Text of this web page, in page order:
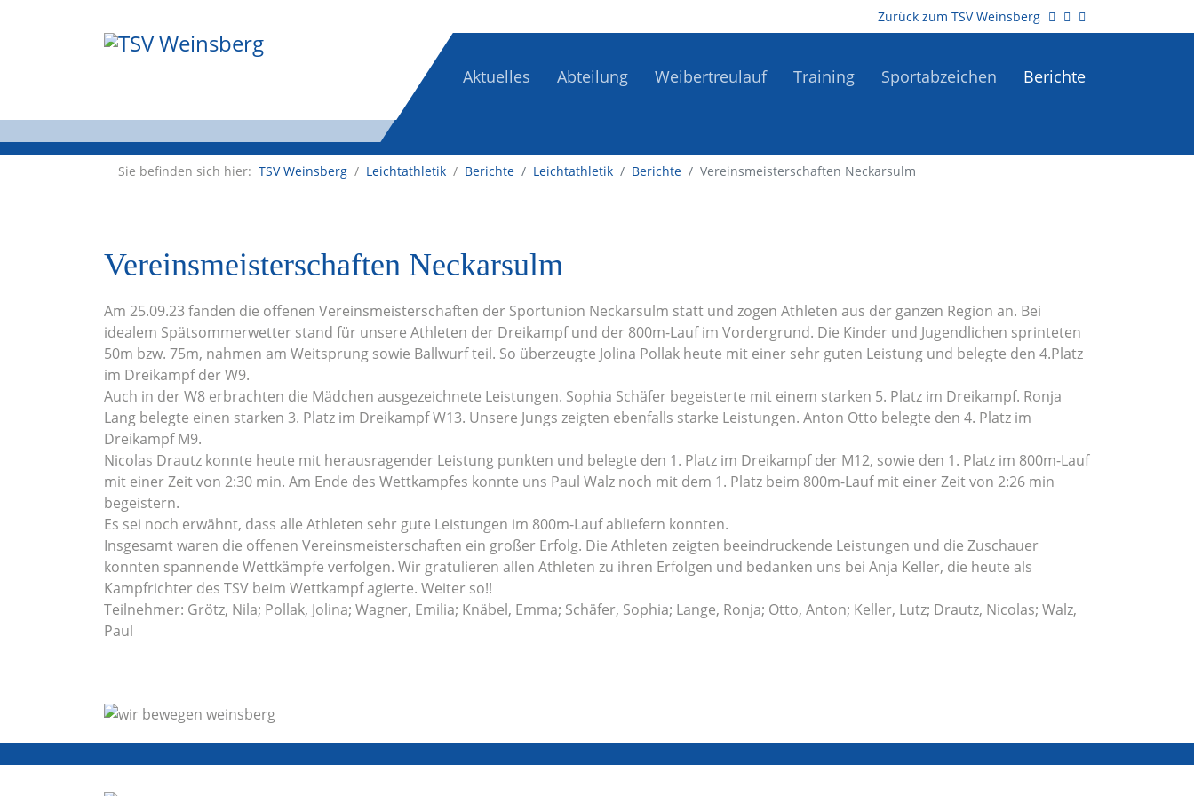
Zurück zum TSV Weinsberg
Aktuelles Abteilung Weibertreulauf Training Sportabzeichen Berichte
Sie befinden sich hier: TSV Weinsberg / Leichtathletik / Berichte Leichtathletik Berichte Vereinsmeisterschaften Neckarsulm
Vereinsmeisterschaften Neckarsulm
Am 25.09.23 fanden die offenen Vereinsmeisterschaften der Sportunion Neckarsulm statt und zogen Athleten aus der ganzen Region an. Bei
idealem Spätsommerwetter stand für unsere Athleten der Dreikampf und der 800m-Lauf im Vordergrund. Die Kinder und Jugendlichen sprinteten
50m bzw. 75m, nahmen am Weitsprung sowie Ballwurf teil. So überzeugte Jolina Pollak heute mit einer sehr guten Leistung und belegte den 4.Platz
im Dreikampf der W9.
Auch in der W8 erbrachten die Mädchen ausgezeichnete Leistungen. Sophia Schäfer begeisterte mit einem starken 5. Platz im Dreikampf. Ronja
Lang belegte einen starken 3. Platz im Dreikampf W13. Unsere Jungs zeigten ebenfalls starke Leistungen. Anton Otto belegte den 4. Platz im
Dreikampf M9.
Nicolas Drautz konnte heute mit herausragender Leistung punkten und belegte den 1. Platz im Dreikampf der M12, sowie den 1. Platz im 800m-Lauf
mit einer Zeit von 2:30 min. Am Ende des Wettkampfes konnte uns Paul Walz noch mit dem 1. Platz beim 800m-Lauf mit einer Zeit von 2:26 min
begeistern.
Es sei noch erwähnt, dass alle Athleten sehr gute Leistungen im 800m-Lauf abliefern konnten.
Insgesamt waren die offenen Vereinsmeisterschaften ein großer Erfolg. Die Athleten zeigten beeindruckende Leistungen und die Zuschauer
konnten spannende Wettkämpfe verfolgen. Wir gratulieren allen Athleten zu ihren Erfolgen und bedanken uns bei Anja Keller, die heute als
Kampfrichter des TSV beim Wettkampf agierte. Weiter so!!
Teilnehmer: Grötz, Nila; Pollak, Jolina; Wagner, Emilia; Knäbel, Emma; Schäfer, Sophia; Lange, Ronja; Otto, Anton; Keller, Lutz; Drautz, Nicolas; Walz,
Paul